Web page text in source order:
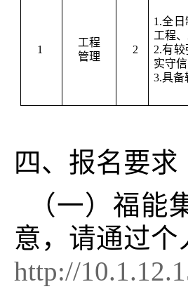
1
工程
管理
2
1.全
工程、
2.有
实守
3.具备
四、报名要求
（一）福能
意， 请通过个
http://